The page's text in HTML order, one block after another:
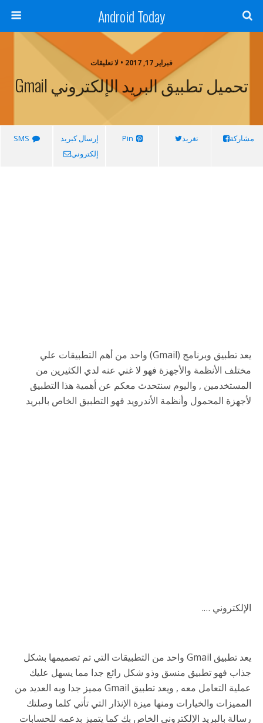
Android Today
فبراير 17, 2017 • لا تعليقات
تحميل تطبيق البريد الإلكتروني Gmail
مشاركة تغريد Pin
إرسال كبريد
إلكتروني
SMS
يعد تطبيق وبرنامج (Gmail) واحد من أهم التطبيقات علي
مختلف الأنظمة والأجهزة فهو لا غني عنه لدي الكثيرين من
المستخدمين , واليوم سنتحدث معكم عن أهمية هذا التطبيق
لأجهزة المحمول وأنظمة الأندرويد فهو التطبيق الخاص بالبريد
الإلكتروني ….
يعد تطبيق Gmail واحد من التطبيقات التي تم تصميمها بشكل
جذاب فهو تطبيق منسق وذو شكل رائع جدا مما يسهل عليك
عملية التعامل معه , ويعد تطبيق Gmail مميز جدا وبه العديد من
المميزات والخيارات ومنها ميزة الإنذار التي تأتي كلما وصلتك
رسالة بالبريد الإلكتروني الخاص بك كما يتميز بدعمه للحسابات